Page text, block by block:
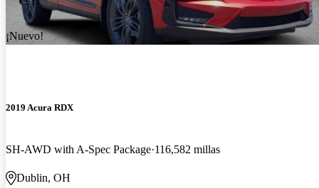
¡Nuevo!
2019 Acura RDX
SH-AWD with A-Spec Package 116,582 millas
Dublin, OH